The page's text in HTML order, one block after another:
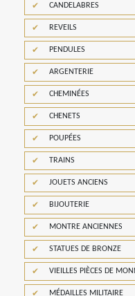
CANDELABRES
REVEILS
PENDULES
ARGENTERIE
CHEMINÉES
CHENETS
POUPÉES
TRAINS
JOUETS ANCIENS
BIJOUTERIE
MONTRE ANCIENNES
STATUES DE BRONZE
VIEILLES PIÈCES DE
MÉDAILLES MILITAIRE